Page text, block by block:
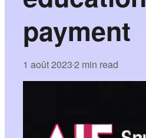
payment
1 août 2023•2 min read